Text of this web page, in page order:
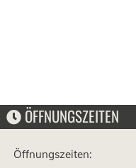
ÖFFNUNGSZEITEN
Öffnungszeiten: